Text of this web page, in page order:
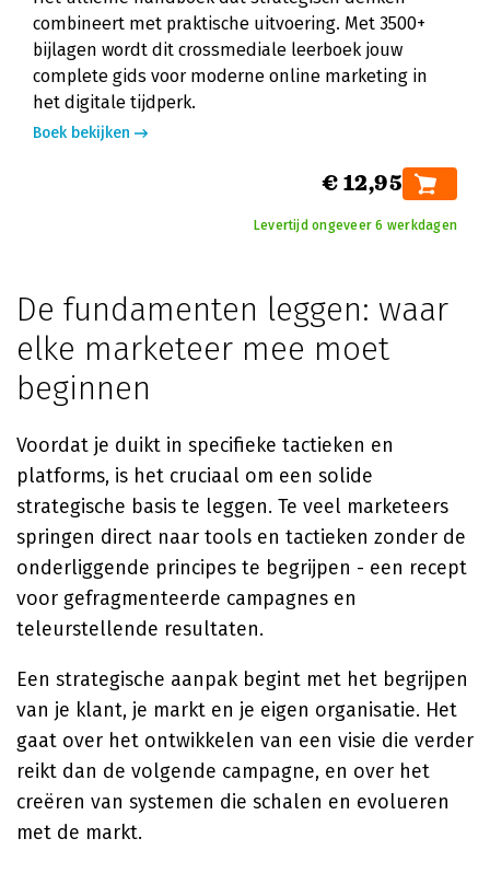
combineert met praktische uitvoering. Met 3500+
bijlagen wordt dit crossmediale leerboek jouw
complete gids voor moderne online marketing in
het digitale tijdperk.
Boek bekijken
€ 12,95
Levertijd ongeveer 6 werkdagen
De fundamenten leggen: waar
elke marketeer mee moet
beginnen
Voordat je duikt in specifieke tactieken en
platforms, is het cruciaal om een solide
strategische basis te leggen. Te veel marketeers
springen direct naar tools en tactieken zonder de
onderliggende principes te begrijpen - een recept
voor gefragmenteerde campagnes en
teleurstellende resultaten.
Een strategische aanpak begint met het begrijpen
van je klant, je markt en je eigen organisatie. Het
gaat over het ontwikkelen van een visie die verder
reikt dan de volgende campagne, en over het
creëren van systemen die schalen en evolueren
met de markt.